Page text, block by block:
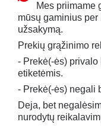
Mes priimame
mūsų gaminius
užsakymą.
Prekių grąžinimo
- Prekė(-ės)
etiketėmis.
- Prekė(-ės) negali
Deja, bet
nurodytų